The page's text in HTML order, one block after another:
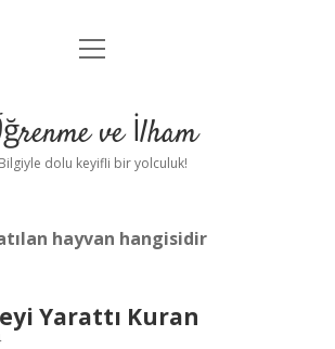
Anasayfa
Yasal Uyarı
menüyü
ve İlham
Bilgiyle dolu keyifli bir yolculuk!
hayvan hangisidir
Yarattı Kuran